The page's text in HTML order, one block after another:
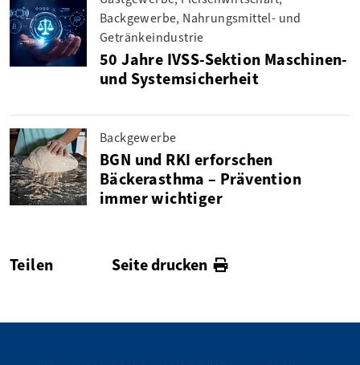
Backgewerbe, Nahrungsmittel- und
Getränkeindustrie
50 Jahre IVSS-Sektion Maschinen-
und Systemsicherheit
Backgewerbe
BGN und RKI erforschen
Bäckerasthma – Prävention
immer wichtiger
Teilen Seite drucken